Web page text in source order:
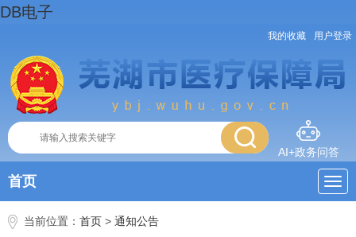
DB电子
我的收藏 用户登录
AI+政务问答
首页
当前位置： 首页 > 通知公告